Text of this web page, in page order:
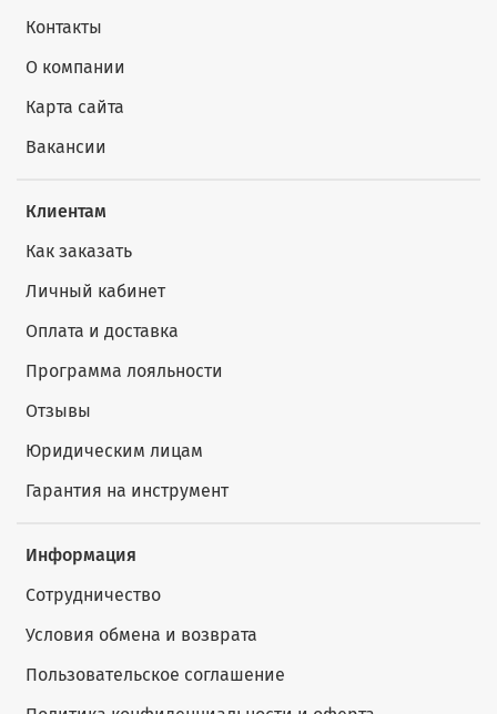
Контакты
О компании
Карта сайта
Вакансии
Клиентам
Как заказать
Личный кабинет
Оплата и доставка
Программа лояльности
Отзывы
Юридическим лицам
Гарантия на инструмент
Информация
Сотрудничество
Условия обмена и возврата
Пользовательское соглашение